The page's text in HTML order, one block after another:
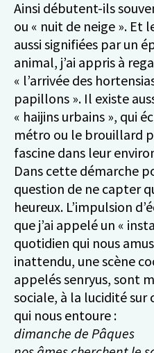
Ainsi débutent-ils
ou « nuit de neige ». Et
aussi signifiées par un
animal, j’ai appris à
« l’arrivée des
papillons ». Il existe
« haijins urbains », qui
métro ou le brouillard
fascine dans leur
Dans cette démarche
question de ne capter
heureux. L’impulsion
que j’ai appelé un «
quotidien qui nous
inattendu, une scène
appelés senryus, sont
sociale, à la lucidité
qui nous entoure :
dimanche de Pâques